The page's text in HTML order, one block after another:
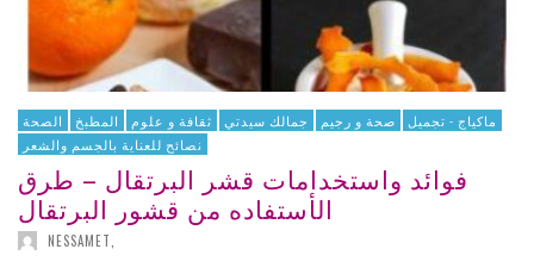
الصحة المطبخ ثقافة و علوم جمالك سيدتي صحة و رجيم
ماكياج - تجميل
نصائح للعناية بالجسم والشعر
فوائد واستخدامات قشر البرتقال – طرق
الأستفاده من قشور البرتقال
NESSAMET